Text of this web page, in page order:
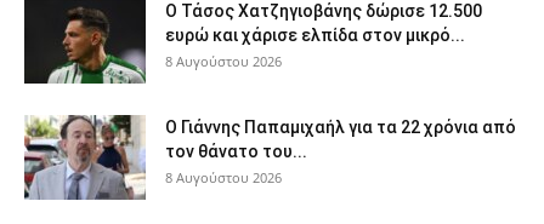
Ο Τάσος Χατζηγιοβάνης δώρισε 12.500
ευρώ και χάρισε ελπίδα στον μικρό...
8 Αυγούστου 2026
Ο Γιάννης Παπαμιχαήλ για τα 22 χρόνια από
τον θάνατο του...
8 Αυγούστου 2026